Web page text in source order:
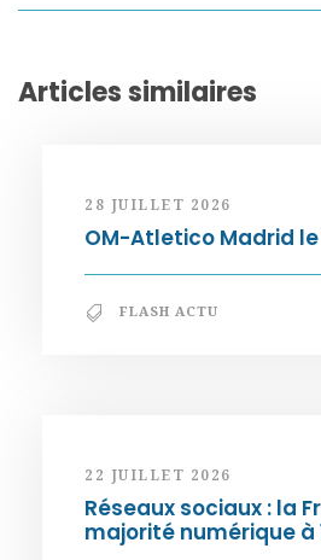
Articles similaires
28 JUILLET 2026
OM-Atletico Madrid le
FLASH ACTU
22 JUILLET 2026
Réseaux sociaux : la
majorité numérique à